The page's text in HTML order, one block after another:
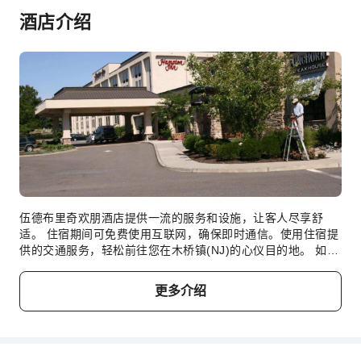
上网服务
前台服务
快速入住退房
24小时前台
安全与安保
急救包
公共区域监控
灭火器
安保人员
酒店介绍
伍德布里奇欢朋酒店提供一流的服务和设施，让客人尽享舒
适。 住宿期间可免费使用互联网，确保即时通信。使用住宿提
供的交通服务，轻松前往您在木桥镇(NJ)的心仪目的地。 如果
务等接待服务，以确保客人满意。 在悠闲的白天和晚上，客房
送餐服务等房内设施可让您充分享受住宿时光。 住宿全面禁
烟。伍德布里奇欢朋酒店的每间住宿都经过精心打造和装饰，
更多介绍